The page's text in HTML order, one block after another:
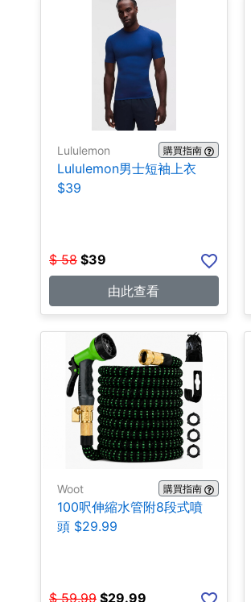
Lululemon 購買指南
Lululemon男士短袖上衣
$39
$ 58 $39
由此查看
Woot 購買指南
100呎伸縮水管附8段式噴
頭 $29.99
$ 59.99 $29.99